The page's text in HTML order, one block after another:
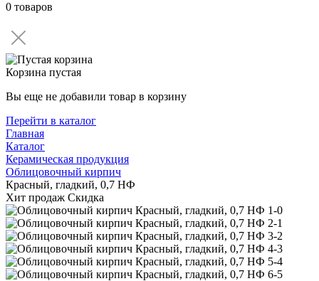
0 товаров
Корзина пустая
Вы еще не добавили товар в корзину
Перейти в каталог
Главная
Каталог
Керамическая продукция
Облицовочный кирпич
Красный, гладкий, 0,7 НФ
Хит продаж Скидка